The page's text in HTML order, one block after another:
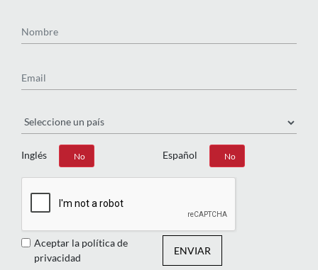
Inglés
Sí No Español
Sí No
Aceptar la política de
privacidad
ENVIAR